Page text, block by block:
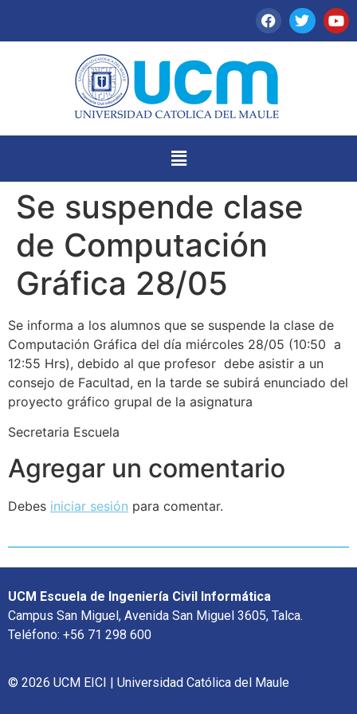
Se suspende clase
de Computación
Gráfica 28/05
Se informa a los alumnos que se suspende la clase de
Computación Gráfica del día miércoles 28/05 (10:50 a
12:55 Hrs), debido al que profesor debe asistir a un
consejo de Facultad, en la tarde se subirá enunciado del
proyecto gráfico grupal de la asignatura
Secretaria Escuela
Agregar un comentario
Debes iniciar sesión para comentar.
UCM Escuela de Ingeniería Civil Informática
Campus San Miguel, Avenida San Miguel 3605, Talca.
Teléfono: +56 71 298 600
© 2026 UCM EICI | Universidad Católica del Maule